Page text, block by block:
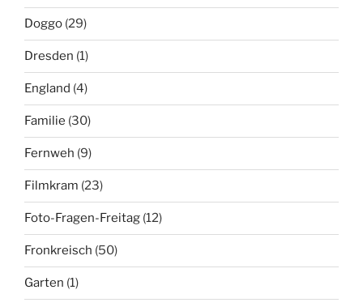
Doggo (29)
Dresden (1)
England (4)
Familie (30)
Fernweh (9)
Filmkram (23)
Foto-Fragen-Freitag (12)
Fronkreisch (50)
Garten (1)